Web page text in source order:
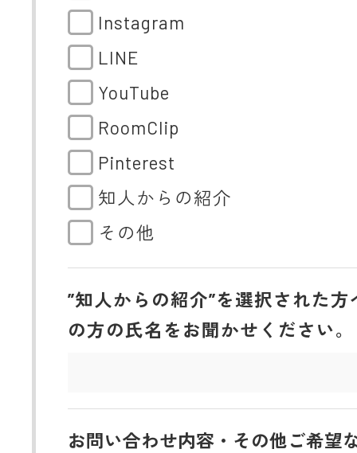
Instagram
LINE
YouTube
RoomClip
Pinterest
知人からの紹介
その他
”知人からの紹介”を選択された方
の方の氏名をお聞かせください。
お問い合わせ内容・その他ご希望